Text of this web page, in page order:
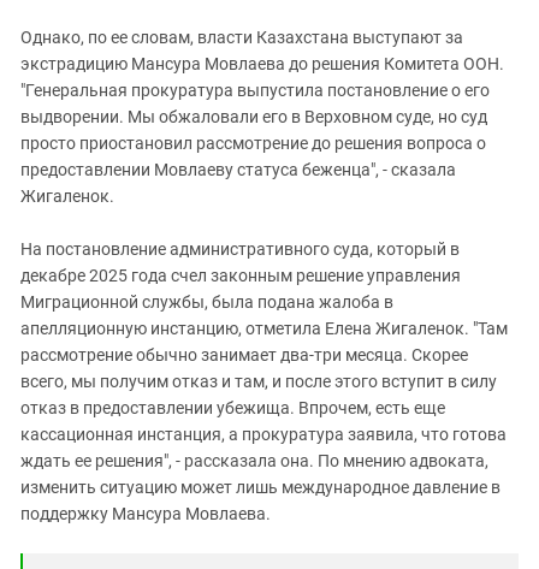
Однако, по ее словам, власти Казахстана выступают за
экстрадицию Мансура Мовлаева до решения Комитета ООН.
"Генеральная прокуратура выпустила постановление о его
выдворении. Мы обжаловали его в Верховном суде, но суд
просто приостановил рассмотрение до решения вопроса о
предоставлении Мовлаеву статуса беженца", - сказала
Жигаленок.
На постановление административного суда, который в
декабре 2025 года счел законным решение управления
Миграционной службы, была подана жалоба в
апелляционную инстанцию, отметила Елена Жигаленок. "Там
рассмотрение обычно занимает два-три месяца. Скорее
всего, мы получим отказ и там, и после этого вступит в силу
отказ в предоставлении убежища. Впрочем, есть еще
кассационная инстанция, а прокуратура заявила, что готова
ждать ее решения", - рассказала она. По мнению адвоката,
изменить ситуацию может лишь международное давление в
поддержку Мансура Мовлаева.